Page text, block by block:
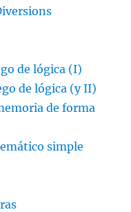
de lógica (I)
de lógica (y II)
de forma
simple